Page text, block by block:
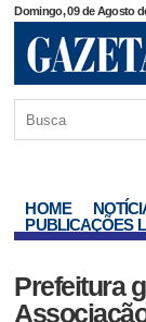
Domingo, 09 de Agosto
HOME
PUBLICAÇÕES
Prefeitura